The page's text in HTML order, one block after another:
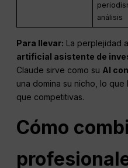
análisis
Para llevar: La perplejidad
artificial asistente de
Claude sirve como su AI
una domina su nicho, lo que
que competitivas.
Cómo